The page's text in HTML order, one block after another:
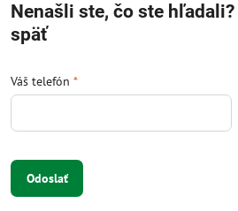
Nenašli ste, čo ste
späť
Váš telefón *
Odoslať